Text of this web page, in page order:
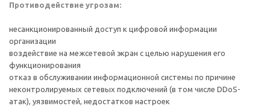
Противодействие угрозам:
несанкционированный доступ к цифровой информации
организации
воздействие на межсетевой экран с целью нарушения его
функционирования
отказ в обслуживании информационной системы по причине
неконтролируемых сетевых подключений (в том числе DDoS-
атак), уязвимостей, недостатков настроек